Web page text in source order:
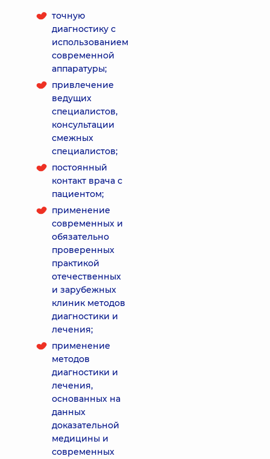
точную
диагностику с
использованием
современной
аппаратуры;
привлечение
ведущих
специалистов,
консультации
смежных
специалистов;
постоянный
контакт врача с
пациентом;
применение
современных и
обязательно
проверенных
практикой
отечественных
и зарубежных
клиник методов
диагностики и
лечения;
применение
методов
диагностики и
лечения,
основанных на
данных
доказательной
медицины и
современных